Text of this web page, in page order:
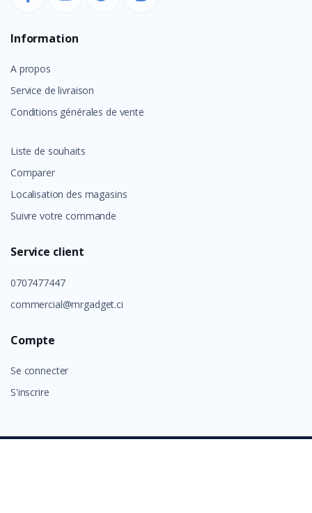
Information
A propos
Service de livraison
Conditions générales de vente
Liste de souhaits
Comparer
Localisation des magasins
Suivre votre commande
Service client
0707477447
commercial@mrgadget.ci
Compte
Se connecter
S'inscrire